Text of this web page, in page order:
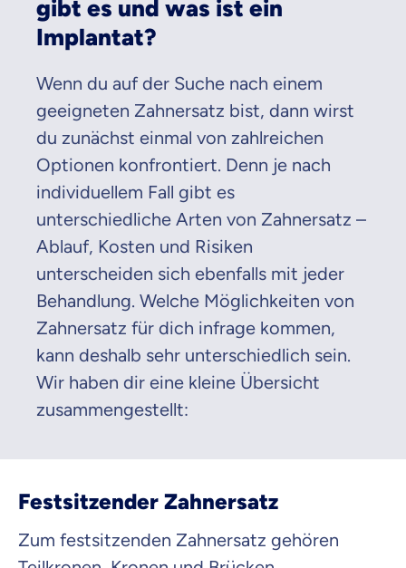
gibt es und was ist ein
Implantat?
Wenn du auf der Suche nach einem
geeigneten Zahnersatz bist, dann wirst
du zunächst einmal von zahlreichen
Optionen konfrontiert. Denn je nach
individuellem Fall gibt es
unterschiedliche Arten von Zahnersatz –
Ablauf, Kosten und Risiken
unterscheiden sich ebenfalls mit jeder
Behandlung. Welche Möglichkeiten von
Zahnersatz für dich infrage kommen,
kann deshalb sehr unterschiedlich sein.
Wir haben dir eine kleine Übersicht
zusammengestellt:
Festsitzender Zahnersatz
Zum festsitzenden Zahnersatz gehören